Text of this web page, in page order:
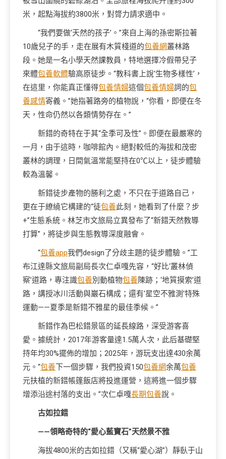
米，起點海拔約3800米，對膂力請求適中。
“我們要做‘天然的孩子’。”來自上海的孫密斯拉著
10歲兒子的手，走在展有木質棧道的包養網叢林路
段。她是一名小學天然課教員，特地選擇冷假帶兒子
來體包養軟體驗高原徒步。“教科書上說‘生物多樣性’，
在這里，你能真正懂得包養情婦這個包養情婦詞的包
養感情寄義。”她指著路旁的植物說，“你看，即便在冬
天，性命仍然以各類情勢存在。”
新錯的奇特在于其“全季可及性”。即便在最嚴寒的
一月，由于這時，咖啡館內。絕對較低的海拔和茂密
叢林的調理，日間氣溫常能堅持在0℃以上，徒步體驗
較為溫馨。
新錯徒步產物的勝利之處，不只在于道路自己，
更在于繚繞它構建的“徒包養此刻，她看到了什麼？步
+”生態系統。林芝市文旅局立異發布了“新錯天然教導
打算”，將徒步與生態教導深度融會。
“包養app我們design了分歧主題的徒步體驗。”工
布江達縣文旅局副局長次仁卓嘎先容，“好比‘叢林偵
察’道路，專注識包養別動植物包養陳跡；‘地質摸索’道
路，講授冰川活動與巖石構成；還有‘星空不雅測’特殊
運動——夏季是新錯不雅星的最佳季候。”
新錯作為巴松錯景區的延長線路，深受游客喜
愛。據統計，2017年游客量達1.5萬人次，此后基礎堅
持年均30%擺佈的增加；2025年，游玩支出達430余萬
元。“包養下一個步驟，我們投資150包養網余萬包養
元扶植的新錯帳篷飯店將投進運營，這將進一個步驟
增添沿途村落的支出。”次仁卓嘎長期包養說。
古如拉錯
——領略奇特的“愛心藍寶石”天然景不雅
海拔4800米的古如拉錯（又稱“愛心湖”）靜臥于山